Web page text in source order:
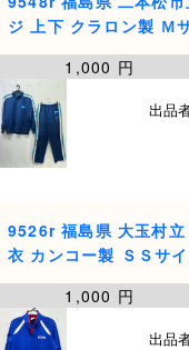
ジ 上下 クラロン製 Ｍ
1,000 円
出品
9526r 福島県 大玉村
衣 カンコー製 ＳＳサ
1,000 円
出品